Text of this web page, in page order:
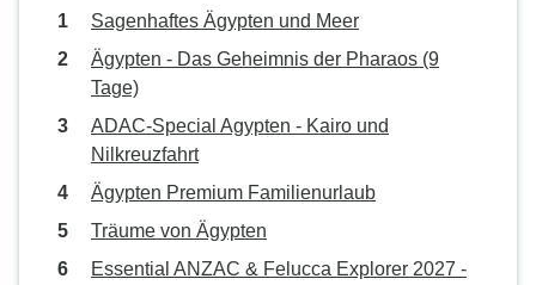
Sagenhaftes Ägypten und Meer
Ägypten - Das Geheimnis der Pharaos (9
Tage)
ADAC-Special Agypten - Kairo und
Nilkreuzfahrt
Ägypten Premium Familienurlaub
Träume von Ägypten
Essential ANZAC & Felucca Explorer 2027 -